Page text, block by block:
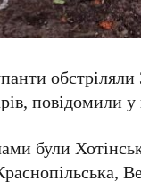
обстріляли
повідомили у
були